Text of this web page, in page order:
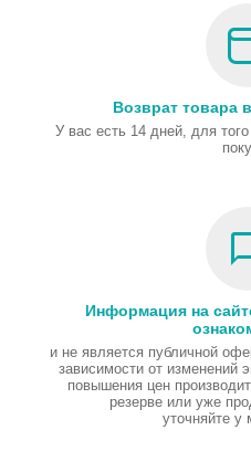
Возврат товара
У вас есть 14 дней, для
Информация на
и не является публичной
зависимости от изменений
повышения цен
резерве или уже
уточняйте у